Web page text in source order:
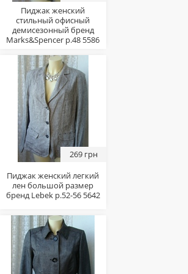
Пиджак женский
стильный офисный
демисезонный бренд
Marks&Spencer р.48 5586
269 грн
Пиджак женский легкий
лен большой размер
бренд Lebek р.52-56 5642